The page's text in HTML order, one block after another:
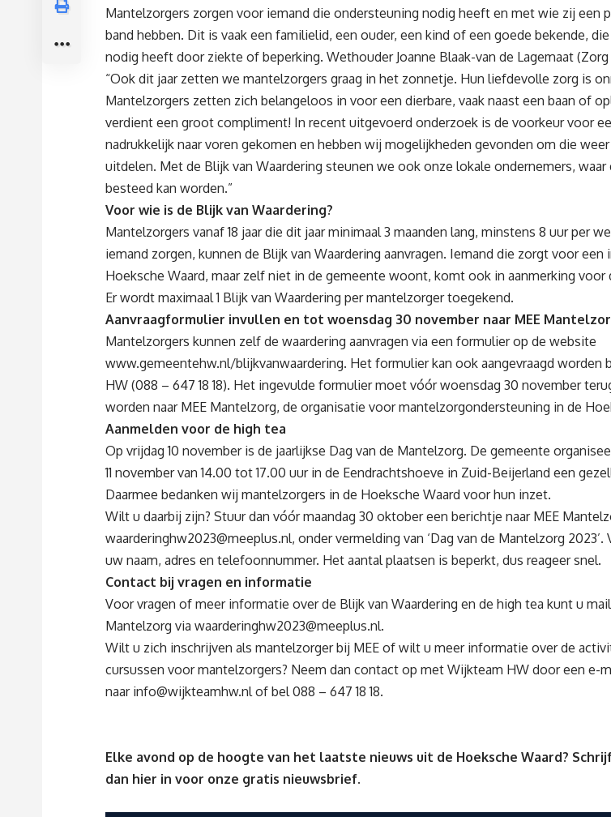
Mantelzorgers zorgen voor iemand die ondersteuning nodig heeft en met wie zij een
band hebben. Dit is vaak een familielid, een ouder, een kind of een goede bekende,
nodig heeft door ziekte of beperking. Wethouder Joanne Blaak-van de Lagemaat
“Ook dit jaar zetten we mantelzorgers graag in het zonnetje. Hun liefdevolle zorg is
Mantelzorgers zetten zich belangeloos in voor een dierbare, vaak naast een baan of
verdient een groot compliment! In recent uitgevoerd onderzoek is de voorkeur voor
nadrukkelijk naar voren gekomen en hebben wij mogelijkheden gevonden om die
uitdelen. Met de Blijk van Waardering steunen we ook onze lokale ondernemers, waar
besteed kan worden.”
Voor wie is de Blijk van Waardering?
Mantelzorgers vanaf 18 jaar die dit jaar minimaal 3 maanden lang, minstens 8 uur per
iemand zorgen, kunnen de Blijk van Waardering aanvragen. Iemand die zorgt voor een
Hoeksche Waard, maar zelf niet in de gemeente woont, komt ook in aanmerking voor
Er wordt maximaal 1 Blijk van Waardering per mantelzorger toegekend.
Aanvraagformulier invullen en tot woensdag 30 november naar MEE
Mantelzorgers kunnen zelf de waardering aanvragen via een formulier op de website
www.gemeentehw.nl/blijkvanwaardering. Het formulier kan ook aangevraagd worden
HW (088 – 647 18 18). Het ingevulde formulier moet vóór woensdag 30 november
worden naar MEE Mantelzorg, de organisatie voor mantelzorgondersteuning in de
Aanmelden voor de high tea
Op vrijdag 10 november is de jaarlijkse Dag van de Mantelzorg. De gemeente
11 november van 14.00 tot 17.00 uur in de Eendrachtshoeve in Zuid-Beijerland een
Daarmee bedanken wij mantelzorgers in de Hoeksche Waard voor hun inzet.
Wilt u daarbij zijn? Stuur dan vóór maandag 30 oktober een berichtje naar MEE
waarderinghw2023@meeplus.nl, onder vermelding van ‘Dag van de Mantelzorg 2023’.
uw naam, adres en telefoonnummer. Het aantal plaatsen is beperkt, dus reageer snel.
Contact bij vragen en informatie
Voor vragen of meer informatie over de Blijk van Waardering en de high tea kunt u
Mantelzorg via waarderinghw2023@meeplus.nl.
Wilt u zich inschrijven als mantelzorger bij MEE of wilt u meer informatie over de
cursussen voor mantelzorgers? Neem dan contact op met Wijkteam HW door een e-
naar info@wijkteamhw.nl of bel 088 – 647 18 18.
Elke avond op de hoogte van het laatste nieuws uit de Hoeksche Waard?
dan hier in voor onze gratis nieuwsbrief.